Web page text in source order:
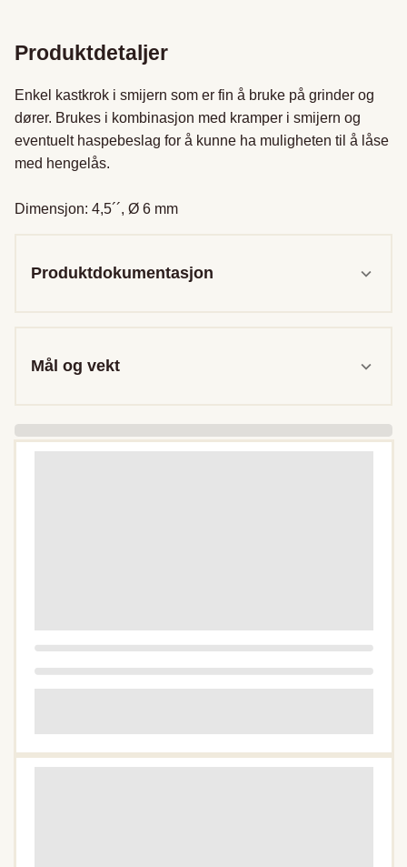
Produktdetaljer
Enkel kastkrok i smijern som er fin å bruke på grinder og
dører. Brukes i kombinasjon med kramper i smijern og
eventuelt haspebeslag for å kunne ha muligheten til å låse
med hengelås.
Dimensjon: 4,5´´, Ø 6 mm
Produktdokumentasjon
Mål og vekt